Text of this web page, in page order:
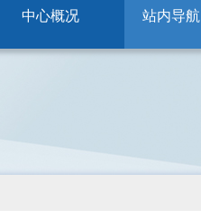
中心概况 站内导航